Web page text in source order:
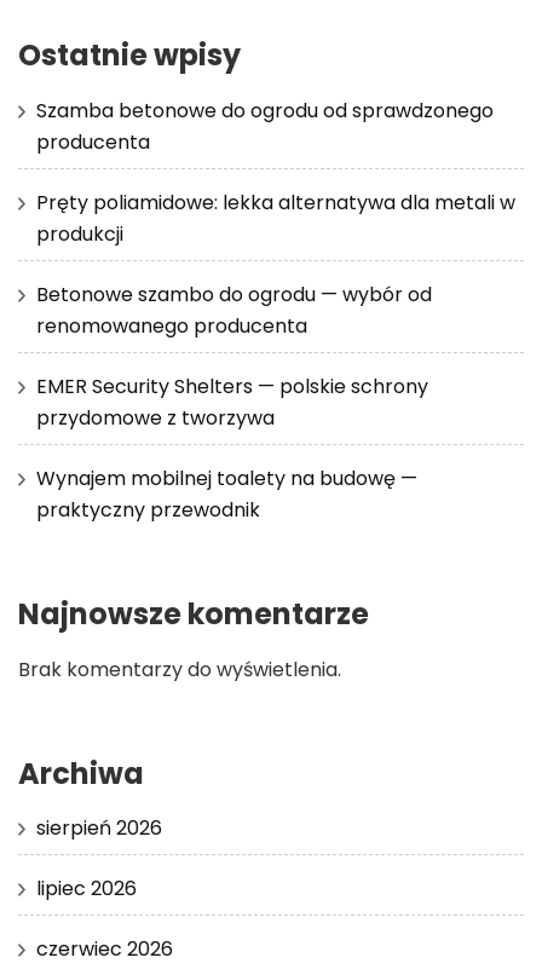
Ostatnie wpisy
Szamba betonowe do ogrodu od sprawdzonego
producenta
Pręty poliamidowe: lekka alternatywa dla metali w
produkcji
Betonowe szambo do ogrodu — wybór od
renomowanego producenta
EMER Security Shelters — polskie schrony
przydomowe z tworzywa
Wynajem mobilnej toalety na budowę —
praktyczny przewodnik
Najnowsze komentarze
Brak komentarzy do wyświetlenia.
Archiwa
sierpień 2026
lipiec 2026
czerwiec 2026